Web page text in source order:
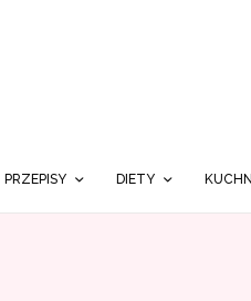
PRZEPISY DIETY